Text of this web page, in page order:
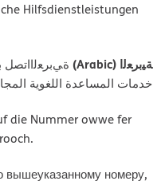
Hilfsdienstleistungen
ﺔﯿﺑﺮﻌﻟا (Arabic)
ﺧﺪﻣﺎت اﻟﻤﺴﺎﻋﺪة اﻟﻠﻐﻮﯾﺔ
die Nummer owwe fer
вышеуказанному номеру,